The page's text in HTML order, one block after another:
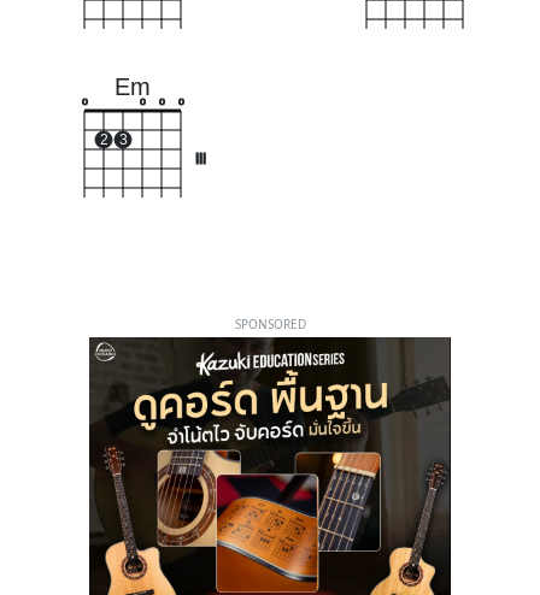
Em
o
2 3
o o o
SPONSORED